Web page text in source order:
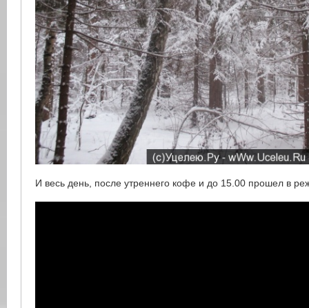
И весь день, после утреннего кофе и до 15.00 прошел в